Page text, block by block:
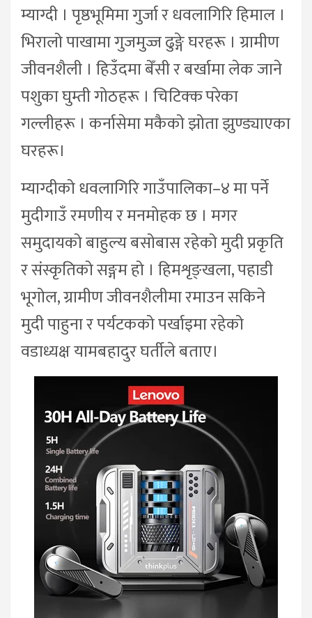
म्याग्दी । पृष्ठभूमिमा गुर्जा र धवलागिरि हिमाल ।
भिरालो पाखामा गुजमुज्ज ढुङ्गे घरहरू । ग्रामीण
जीवनशैली । हिउँदमा बेँसी र बर्खामा लेक जाने
पशुका घुम्ती गोठहरू । चिटिक्क परेका
गल्लीहरू । कर्नासेमा मकैको झोता झुण्ड्याएका
घरहरू।
म्याग्दीको धवलागिरि गाउँपालिका–४ मा पर्ने
मुदीगाउँ रमणीय र मनमोहक छ । मगर
समुदायको बाहुल्य बसोबास रहेको मुदी प्रकृति
र संस्कृतिको सङ्गम हो । हिमशृङ्खला, पहाडी
भूगोल, ग्रामीण जीवनशैलीमा रमाउन सकिने
मुदी पाहुना र पर्यटकको पर्खाइमा रहेको
वडाध्यक्ष यामबहादुर घर्तीले बताए।